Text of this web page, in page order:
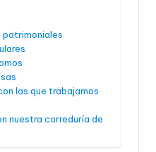
patrimoniales
las que trabajamos
nuestra correduría de